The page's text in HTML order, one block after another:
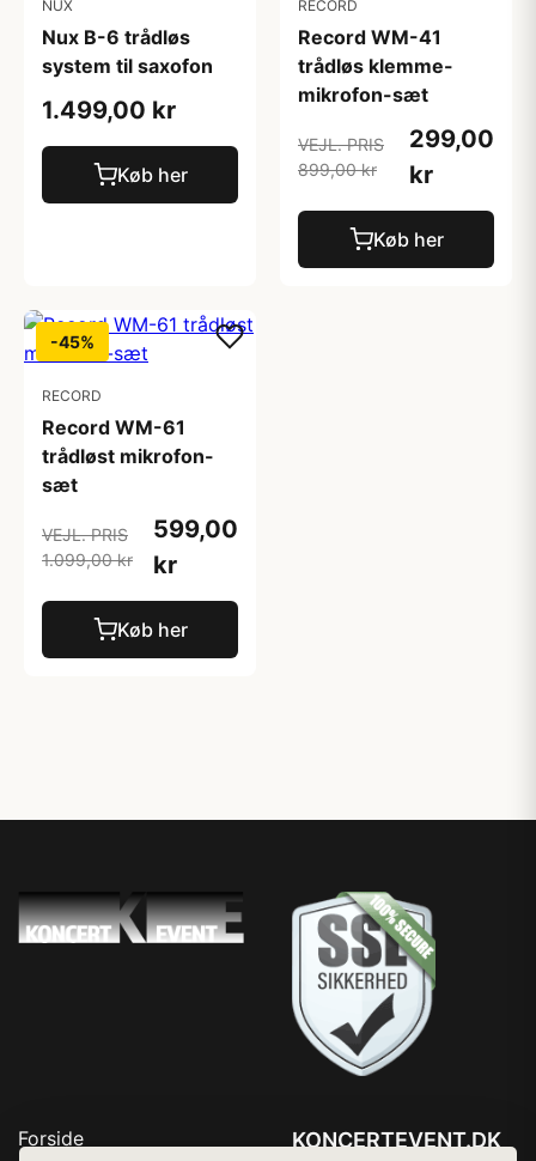
NUX
Nux B-6 trådløs
system til saxofon
1.499,00 kr
Køb her
RECORD
Record WM-41
trådløs klemme-
mikrofon-sæt
VEJL. PRIS
899,00 kr
299,00
kr
Køb her
-45%
RECORD
Record WM-61
trådløst mikrofon-
sæt
VEJL. PRIS
1.099,00 kr
599,00
kr
Køb her
Forside
KONCERTEVENT.DK